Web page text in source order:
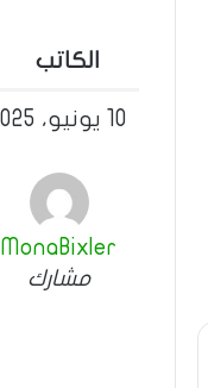
الكاتب
10 يونيو، 2025 الساعة 5:03 م
MonaBixler
مشارك